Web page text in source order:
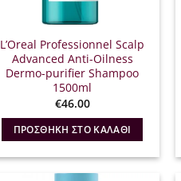
L’Oreal Professionnel Scalp
Advanced Anti-Oilness
Dermo-purifier Shampoo
1500ml
€46.00
ΠΡΟΣΘΉΚΗ ΣΤΟ ΚΑΛΆΘΙ